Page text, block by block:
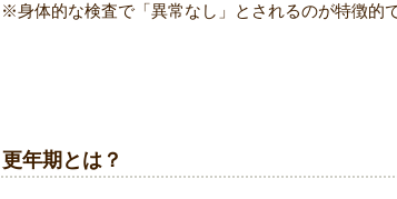
※身体的な検査で「異常なし」とされるのが特徴的で
更年期とは？